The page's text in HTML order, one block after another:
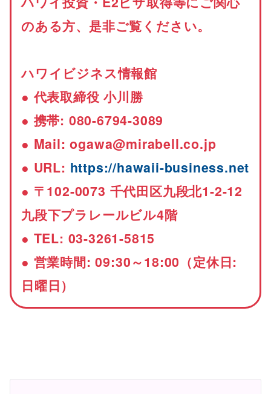
のある方、是非ご覧ください。
ハワイビジネス情報館
● 代表取締役 小川勝
● 携帯: 080-6794-3089
● Mail: ogawa@mirabell.co.jp
● URL: https://hawaii-business.net
● 〒102-0073 千代田区九段北1-2-12
九段下プラレールビル4階
● TEL: 03-3261-5815
● 営業時間: 09:30～18:00（定休日:
日曜日）